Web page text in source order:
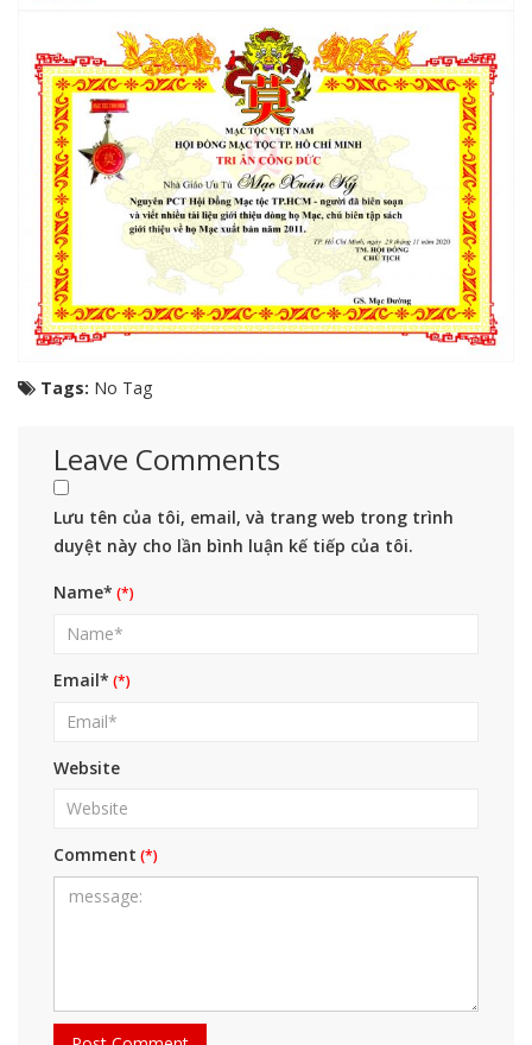
Tags: No Tag
Leave Comments
Lưu tên của tôi, email, và trang web trong trình
duyệt này cho lần bình luận kế tiếp của tôi.
Name*
Email*
Website
Comment